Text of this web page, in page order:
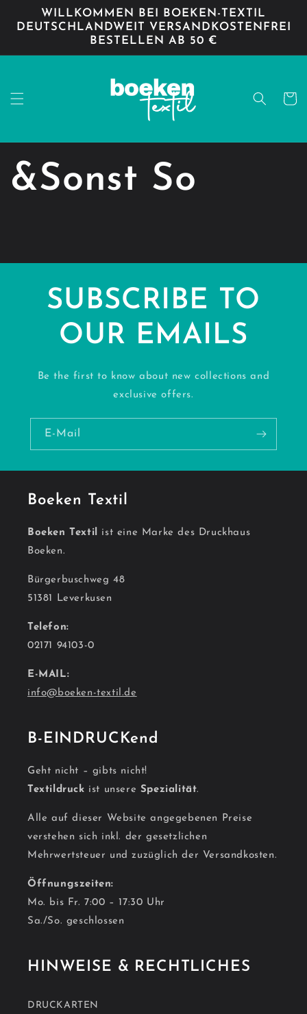
Inhalt
WILLKOMMEN BEI BOEKEN-TEXTIL
DEUTSCHLANDWEIT VERSANDKOSTENFREI
BESTELLEN AB 50 €
&Sonst So
SUBSCRIBE TO
OUR EMAILS
Be the first to know about new collections and
exclusive offers.
E-Mail
Boeken Textil
Boeken Textil ist eine Marke des Druckhaus
Boeken.
Bürgerbuschweg 48
51381 Leverkusen
Telefon:
02171 94103-0
E-MAIL:
info@boeken-textil.de
B-EINDRUCKend
Geht nicht – gibts nicht!
Textildruck ist unsere Spezialität.
Alle auf dieser Website angegebenen Preise
verstehen sich inkl. der gesetzlichen
Mehrwertsteuer und zuzüglich der Versandkosten.
Öffnungszeiten:
Mo. bis Fr. 7:00 – 17:30 Uhr
Sa./So. geschlossen
HINWEISE & RECHTLICHES
DRUCKARTEN